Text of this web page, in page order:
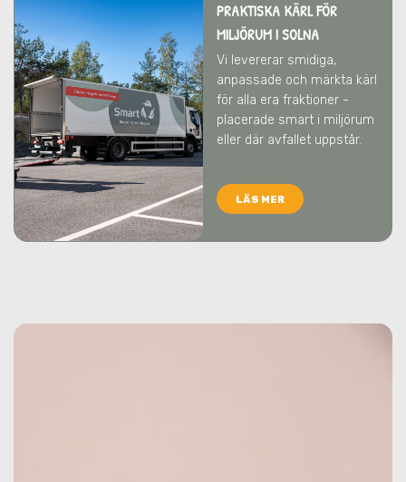
PRAKTISKA KÄRL FÖR
MILJÖRUMI SOLNA
Vi levererar smidiga,
anpassade och märkta kärl
för alla era fraktioner -
placerade smart i miljörum
eller där avfallet uppstår.
LÄS MER